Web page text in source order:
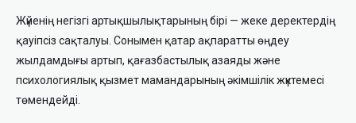
Жүйенің негізгі артықшылықтарының бірі — жеке деректердің
қауіпсіз сақталуы. Сонымен қатар ақпаратты өңдеу
жылдамдығы артып, қағазбастылық азаяды және
психологиялық қызмет мамандарының әкімшілік жүктемесі
төмендейді.